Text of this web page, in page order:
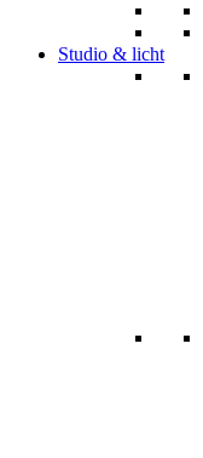
Studio & licht